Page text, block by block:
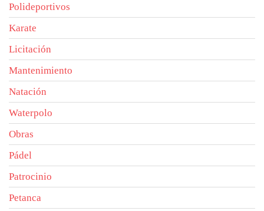
Polideportivos
Karate
Licitación
Mantenimiento
Natación
Waterpolo
Obras
Pádel
Patrocinio
Petanca